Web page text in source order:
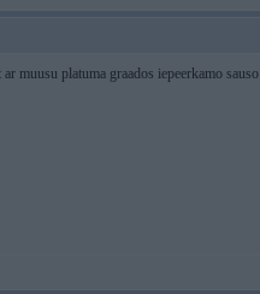
muusu platuma graados iepeerkamo sauso